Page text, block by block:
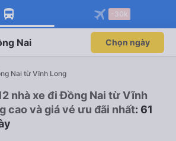
-30k
Nai Chọn ngày
Nai từ Vĩnh Long
nhà xe đi Đồng Nai từ Vĩnh
cao và giá vé ưu đãi nhất: 61